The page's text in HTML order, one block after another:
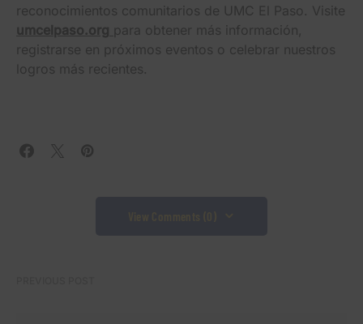
reconocimientos comunitarios de UMC El Paso. Visite
umcelpaso.org para obtener más información,
registrarse en próximos eventos o celebrar nuestros
logros más recientes.